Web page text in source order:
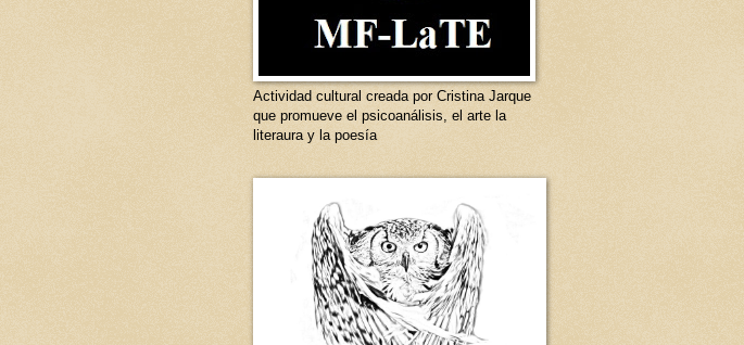
Actividad cultural creada por Cristina Jarque
que promueve el psicoanálisis, el arte la
literaura y la poesía